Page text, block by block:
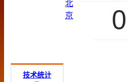
0
技术统计